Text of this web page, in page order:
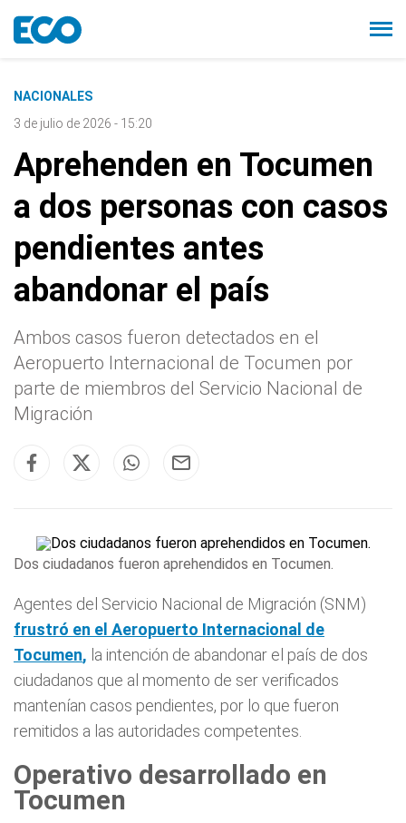
NACIONALES
3 de julio de 2026 - 15:20
Aprehenden en Tocumen
a dos personas con casos
pendientes antes
abandonar el país
Ambos casos fueron detectados en el
Aeropuerto Internacional de Tocumen por
parte de miembros del Servicio Nacional de
Migración
Dos ciudadanos fueron aprehendidos en Tocumen.
Agentes del Servicio Nacional de Migración (SNM)
frustró en el Aeropuerto Internacional de
Tocumen, la intención de abandonar el país de dos
ciudadanos que al momento de ser verificados
mantenían casos pendientes, por lo que fueron
remitidos a las autoridades competentes.
Operativo desarrollado en
Tocumen